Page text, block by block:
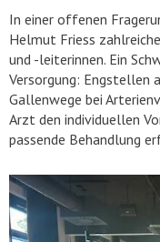
In einer offenen
Helmut Friess
und -leiterinnen. Ein
Versorgung: Engstellen
Gallenwege bei
Arzt den individuellen
passende Behandlung